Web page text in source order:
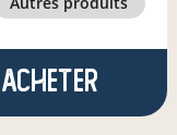
Acheter